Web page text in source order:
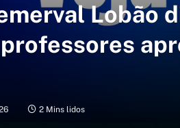
Lobão
2 Mins lidos